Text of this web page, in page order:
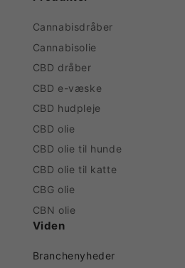
Cannabisdråber
Cannabisolie
CBD dråber
CBD e-væske
CBD hudpleje
CBD olie
CBD olie til hunde
CBD olie til katte
CBG olie
CBN olie
Viden
Branchenyheder